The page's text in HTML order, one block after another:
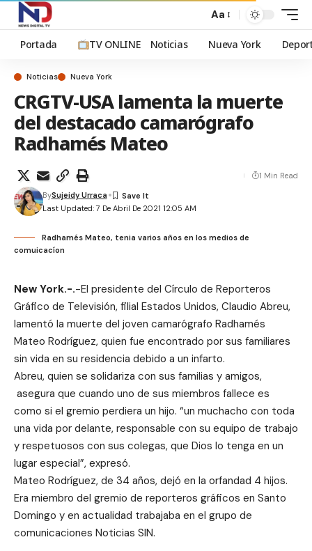
Aa
Portada TV ONLINE Noticias Nueva York
Noticias Nueva York
CRGTV-USA lamenta la muerte
del destacado camarógrafo
Radhamés Mateo
Last Updated: 7 De Abril De 2021 12:05 AM
BySujeidy Urraca
1 Min Read
Radhamés Mateo, tenia varios años en los medios de
comuicacíon
New York.-.-El presidente del Círculo de Reporteros
Gráfico de Televisión, filial Estados Unidos, Claudio Abreu,
lamentó la muerte del joven camarógrafo Radhamés
Mateo Rodríguez, quien fue encontrado por sus familiares
sin vida en su residencia debido a un infarto.
Abreu, quien se solidariza con sus familias y amigos,
asegura que cuando uno de sus miembros fallece es
como si el gremio perdiera un hijo. “un muchacho con toda
una vida por delante, responsable con su equipo de trabajo
y respetuosos con sus colegas, que Dios lo tenga en un
lugar especial”, expresó.
Mateo Rodríguez, de 34 años, dejó en la orfandad 4 hijos.
Era miembro del gremio de reporteros gráficos en Santo
Domingo y en actualidad trabajaba en el grupo de
comunicaciones Noticias SIN.